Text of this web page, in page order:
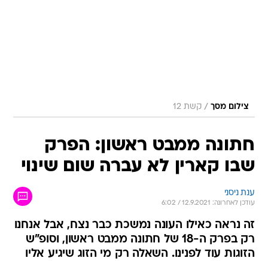
צילום מסך / קשת 12
חתונה ממבט ראשון: הפרק
שבו קארין לא עברה שום שינוי
ענת ניסני
עודכן לאחרונה: 12.9.2021 / 6:02
זה נראה כאילו העונה נמשכת כבר נצח, אבל אנחנו
רק בפרק ה-18 של חתונה ממבט ראשון, וסופ"ש
הזוגות עוד לפנינו. השאלה רק מי הזוג שיגיע אליו